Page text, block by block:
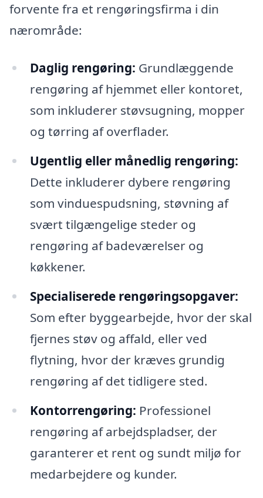
forvente fra et rengøringsfirma i din
nærområde:
Daglig rengøring: Grundlæggende
rengøring af hjemmet eller kontoret,
som inkluderer støvsugning, mopper
og tørring af overflader.
Ugentlig eller månedlig rengøring:
Dette inkluderer dybere rengøring
som vinduespudsning, støvning af
svært tilgængelige steder og
rengøring af badeværelser og
køkkener.
Specialiserede rengøringsopgaver:
Som efter byggearbejde, hvor der skal
fjernes støv og affald, eller ved
flytning, hvor der kræves grundig
rengøring af det tidligere sted.
Kontorrengøring: Professionel
rengøring af arbejdspladser, der
garanterer et rent og sundt miljø for
medarbejdere og kunder.